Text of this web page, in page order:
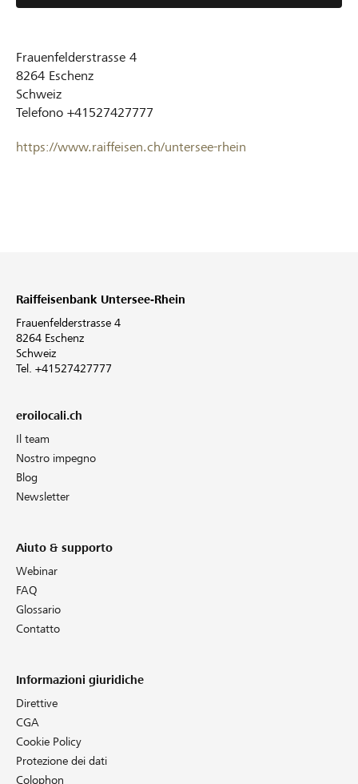
Frauenfelderstrasse 4
8264 Eschenz
Schweiz
Telefono +41527427777
https://www.raiffeisen.ch/untersee-rhein
Raiffeisenbank Untersee-Rhein
Frauenfelderstrasse 4
8264 Eschenz
Schweiz
Tel. +41527427777
eroilocali.ch
Il team
Nostro impegno
Blog
Newsletter
Aiuto & supporto
Webinar
FAQ
Glossario
Contatto
Informazioni giuridiche
Direttive
CGA
Cookie Policy
Protezione dei dati
Colophon